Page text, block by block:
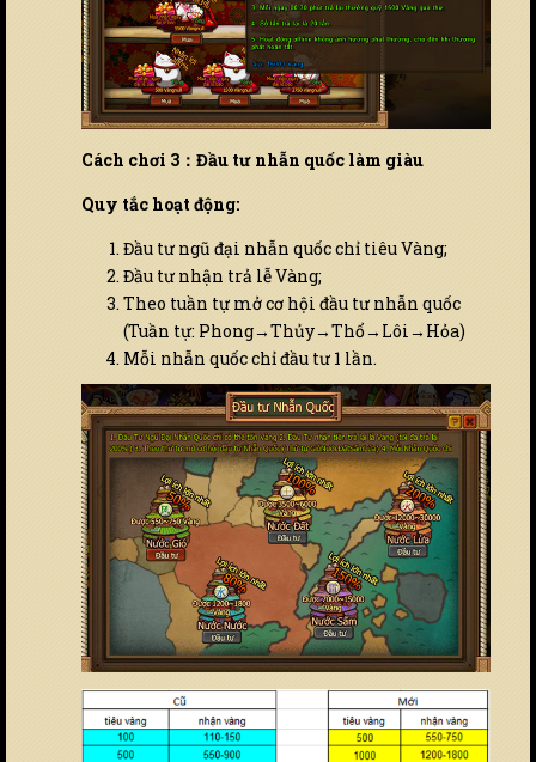
Cách chơi 3：Đầu tư nhẫn quốc làm giàu
Quy tắc hoạt động:
Đầu tư ngũ đại nhẫn quốc chỉ tiêu Vàng;
Đầu tư nhận trả lễ Vàng;
Theo tuần tự mở cơ hội đầu tư nhẫn quốc
(Tuần tự: Phong→Thủy→Thổ→Lôi→Hỏa)
Mỗi nhẫn quốc chỉ đầu tư 1 lần.